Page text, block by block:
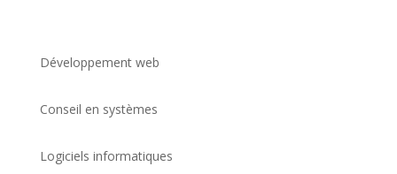
Développement web
Conseil en systèmes
Logiciels informatiques